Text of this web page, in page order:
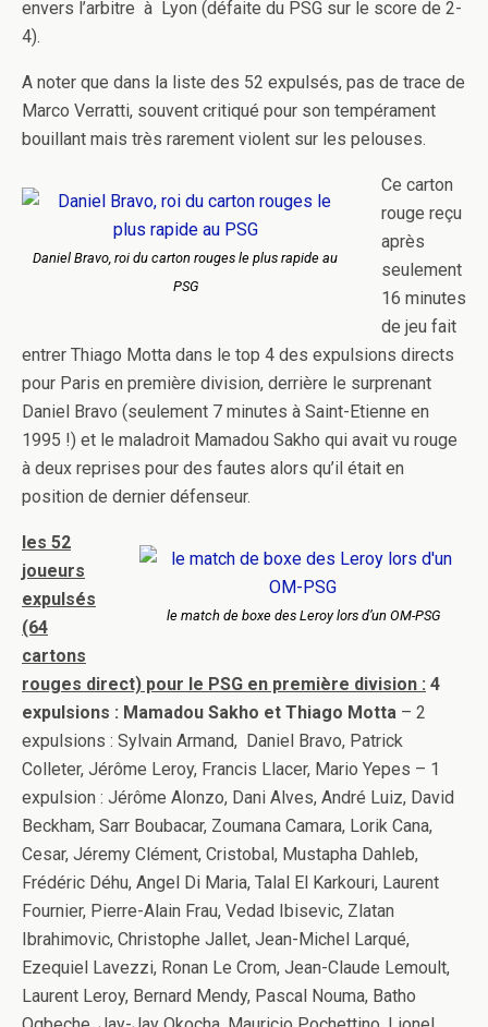
envers l’arbitre à Lyon (défaite du PSG sur le score de 2-
4).
A noter que dans la liste des 52 expulsés, pas de trace de
Marco Verratti, souvent critiqué pour son tempérament
bouillant mais très rarement violent sur les pelouses.
Daniel Bravo, roi du carton rouges le plus rapide au
PSG
Ce carton
rouge reçu
après
seulement
16 minutes
de jeu fait
entrer Thiago Motta dans le top 4 des expulsions directs
pour Paris en première division, derrière le surprenant
Daniel Bravo (seulement 7 minutes à Saint-Etienne en
1995 !) et le maladroit Mamadou Sakho qui avait vu rouge
à deux reprises pour des fautes alors qu’il était en
position de dernier défenseur.
le match de boxe des Leroy lors d’un OM-PSG
les 52
joueurs
expulsés
(64
cartons
rouges direct) pour le PSG en première division : 4
expulsions : Mamadou Sakho et Thiago Motta – 2
expulsions : Sylvain Armand, Daniel Bravo, Patrick
Colleter, Jérôme Leroy, Francis Llacer, Mario Yepes – 1
expulsion : Jérôme Alonzo, Dani Alves, André Luiz, David
Beckham, Sarr Boubacar, Zoumana Camara, Lorik Cana,
Cesar, Jéremy Clément, Cristobal, Mustapha Dahleb,
Frédéric Déhu, Angel Di Maria, Talal El Karkouri, Laurent
Fournier, Pierre-Alain Frau, Vedad Ibisevic, Zlatan
Ibrahimovic, Christophe Jallet, Jean-Michel Larqué,
Ezequiel Lavezzi, Ronan Le Crom, Jean-Claude Lemoult,
Laurent Leroy, Bernard Mendy, Pascal Nouma, Batho